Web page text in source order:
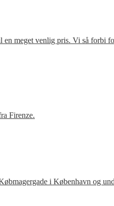
meget venlig pris. Vi så forbi
Firenze.
i København og